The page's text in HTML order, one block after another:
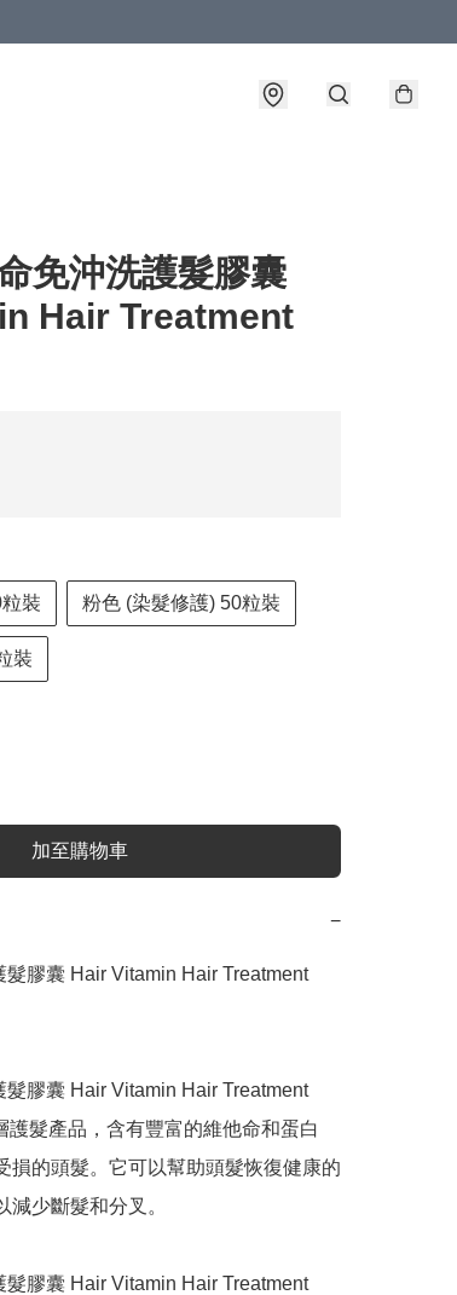
免沖洗護髮膠囊
Hair Treatment
裝 粉色 (染髮修護) 50粒裝
裝
加至購物車
−
膠囊 Hair Vitamin Hair Treatment
膠囊 Hair Vitamin Hair Treatment
護髮產品，含有豐富的維他命和蛋白
損的頭髮。它可以幫助頭髮恢復健康的
少斷髮和分叉。
膠囊 Hair Vitamin Hair Treatment